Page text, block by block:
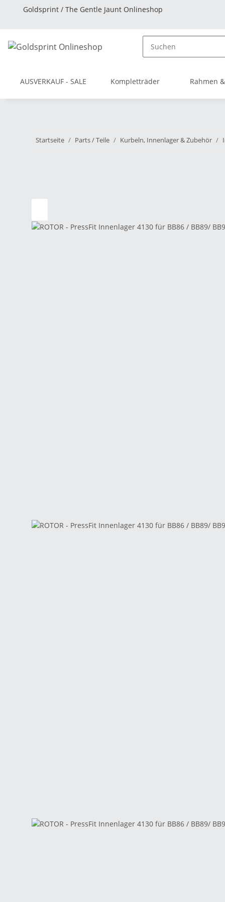
Goldsprint / The Gentle Jaunt Onlineshop
AUSVERKAUF - SALE Kompletträder Rahmen
Startseite Parts / Teile Kurbeln, Innenlager & Zubehör